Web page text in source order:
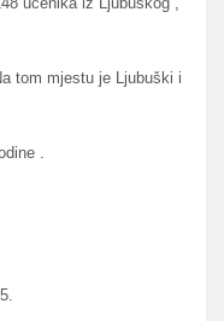
tom mjestu je Ljubuški i
.